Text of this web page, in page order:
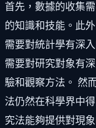
首先，數據的收集
的知識和技能。此
需要對統計學有深
需要對研究對象有
驗和觀察方法。 然
法仍然在科學界中
究法能夠提供對現